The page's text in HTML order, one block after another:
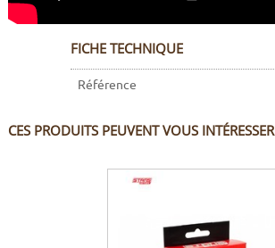
FICHE TECHNIQUE
Référence
CES PRODUITS PEUVENT VOUS INTÉRESSER